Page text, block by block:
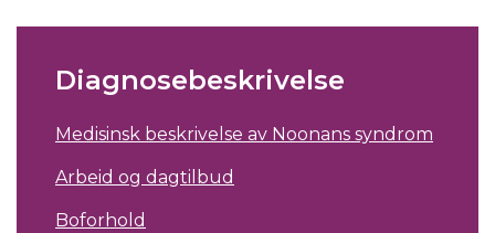
Diagnosebeskrivelse
Medisinsk beskrivelse av Noonans syndrom
Arbeid og dagtilbud
Boforhold